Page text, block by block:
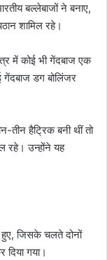
बल्लेबाजों ने बनाए,
शामिल रहे।
में कोई भी गेंदबाज एक
डग बोलिंजर
तीन हैट्रिक बनी थीं तो
रहे। उन्होंने यह
जिसके चलते दोनों
गया।